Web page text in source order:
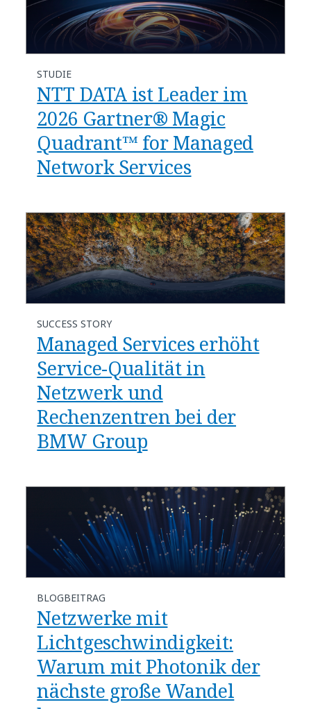
STUDIE
NTT DATA ist Leader im
2026 Gartner® Magic
Quadrant™ for Managed
Network Services
SUCCESS STORY
Managed Services erhöht
Service-Qualität in
Netzwerk und
Rechenzentren bei der
BMW Group
BLOGBEITRAG
​​Netzwerke mit
Lichtgeschwindigkeit:
Warum mit Photonik der
nächste große Wandel